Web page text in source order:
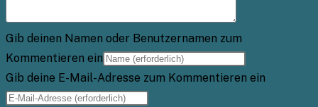
Gib deinen Namen oder Benutzernamen zum
Kommentieren ein
Gib deine E-Mail-Adresse zum Kommentieren ein